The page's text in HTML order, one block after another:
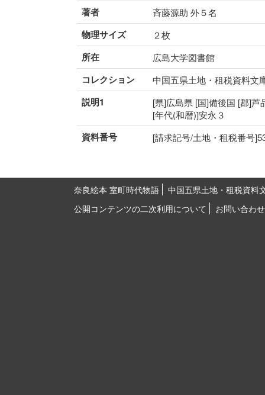
著者 斉藤源助 外５名
物理サイズ ２枚
所在 広島大学図書館
コレクション 中国五県土地・租税資料文
説明1
[県]広島県 [国]備後国 [郡]
[年代(和暦)]安永３
資料番号 [請求記号/土地・租税番号
奈良絵本 室町時代物語
中国五県土地・租税資料
公開コンテンツの二次利用について
お問い合わせ